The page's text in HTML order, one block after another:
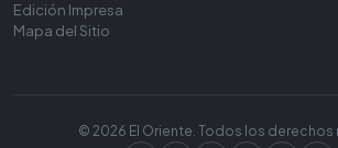
Edición Impresa
Mapa del Sitio
© 2026 El Oriente. Todos los derechos